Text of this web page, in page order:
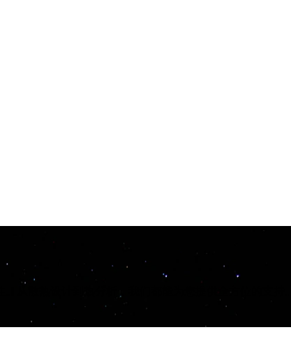
从散热设计到热分析，我们都能为您提供全方位的支持。